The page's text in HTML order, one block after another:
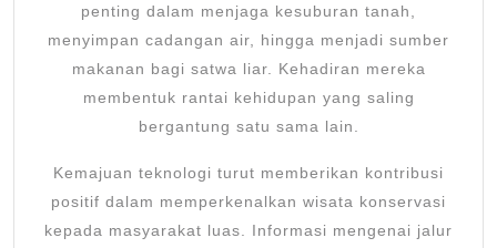
penting dalam menjaga kesuburan tanah,
menyimpan cadangan air, hingga menjadi sumber
makanan bagi satwa liar. Kehadiran mereka
membentuk rantai kehidupan yang saling
bergantung satu sama lain.
Kemajuan teknologi turut memberikan kontribusi
positif dalam memperkenalkan wisata konservasi
kepada masyarakat luas. Informasi mengenai jalur